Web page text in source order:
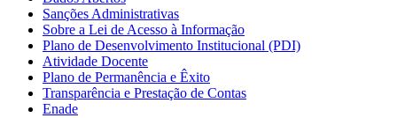
Sanções Administrativas
Sobre a Lei de Acesso à Informação
Plano de Desenvolvimento Institucional (PDI)
Atividade Docente
Plano de Permanência e Êxito
Transparência e Prestação de Contas
Enade